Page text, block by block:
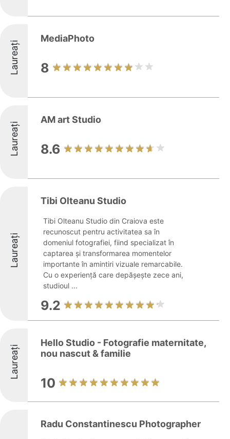
Laureați
MediaPhoto
8
Laureați
AM art Studio
8.6
Laureați
Tibi Olteanu Studio
Tibi Olteanu Studio din Craiova este
recunoscut pentru activitatea sa în
domeniul fotografiei, fiind specializat în
captarea și transformarea momentelor
importante în amintiri vizuale remarcabile.
Cu o experiență care depășește zece ani,
studioul ...
9.2
Laureați
Hello Studio - Fotografie maternitate,
nou nascut & familie
10
Radu Constantinescu Photographer